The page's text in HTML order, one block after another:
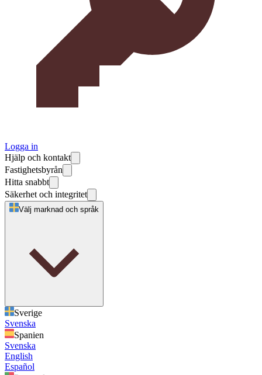
Logga in
Hjälp och kontakt
Fastighetsbyrån
Hitta snabbt
Säkerhet och integritet
Välj marknad och språk
Sverige
Svenska
Spanien
Svenska
English
Español